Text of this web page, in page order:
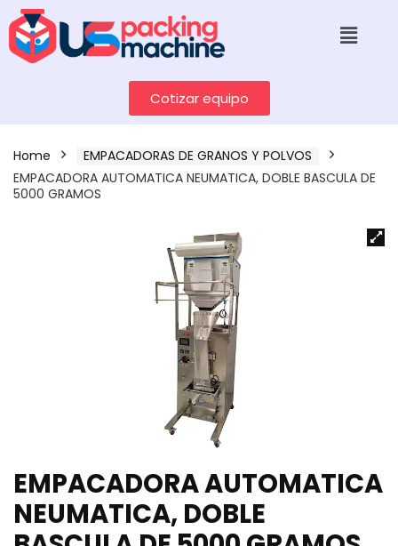
Cotizar equipo
Home
EMPACADORAS DE GRANOS Y POLVOS
EMPACADORA AUTOMATICA NEUMATICA, DOBLE BASCULA DE
5000 GRAMOS
EMPACADORA AUTOMATICA
NEUMATICA, DOBLE